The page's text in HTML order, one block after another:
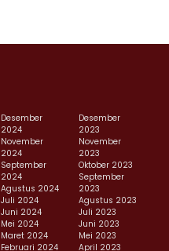
Desember
2024
November
2024
September
2024
Agustus 2024
Juli 2024
Juni 2024
Mei 2024
Maret 2024
Februari 2024
Desember
2023
November
2023
Oktober 2023
September
2023
Agustus 2023
Juli 2023
Juni 2023
Mei 2023
April 2023